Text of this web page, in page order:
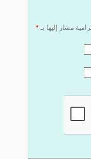
مشار إليها بـ *